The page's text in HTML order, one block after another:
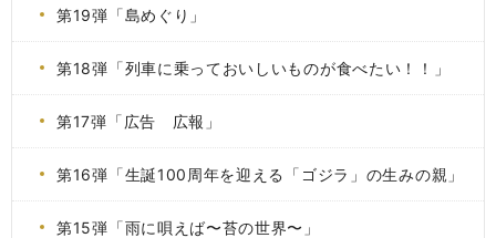
第19弾「島めぐり」
第18弾「列車に乗っておいしいものが食べたい！！」
第17弾「広告 広報」
第16弾「生誕100周年を迎える「ゴジラ」の生みの親」
第15弾「雨に唄えば〜苔の世界〜」